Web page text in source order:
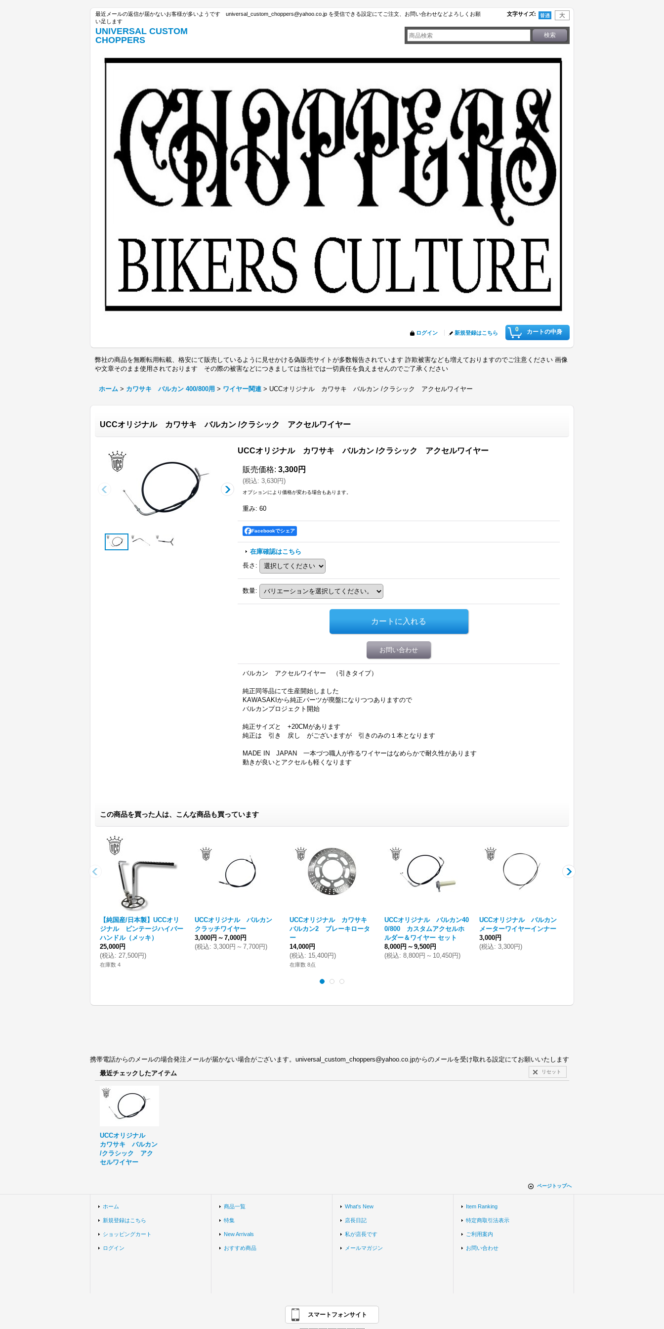
最近メールの返信が届かないお客様が多いようです universal_custom_choppers@yahoo.co.jp を受信できる設定にてご注文、お問い合わせなどよろしくお願
い足します
文字サイズ:
UNIVERSAL CUSTOM
CHOPPERS
0 カートの中身
ログイン 新規登録はこちら
弊社の商品を無断転用転載、格安にて販売しているように見せかける偽販売サイトが多数報告されています 詐欺被害なども増えておりますのでご注意ください 画像
や文章そのまま使用されております その際の被害などにつきましては当社では一切責任を負えませんのでご了承ください
ホーム > カワサキ バルカン 400/800用 > ワイヤー関連 > UCCオリジナル カワサキ バルカン /クラシック アクセルワイヤー
UCCオリジナル カワサキ バルカン /クラシック アクセルワイヤー
UCCオリジナル カワサキ バルカン /クラシック アクセルワイヤー
販売価格: 3,300円
(税込: 3,630円)
オプションにより価格が変わる場合もあります。
重み: 60
Facebookでシェア
在庫確認はこちら
長さ :
数量:
お問い合わせ
バルカン アクセルワイヤー （引きタイプ）
純正同等品にて生産開始しました
KAWASAKIから純正パーツが廃盤になりつつありますので
バルカンプロジェクト開始
純正サイズと +20CMがあります
純正は 引き 戻し がございますが 引きのみの１本となります
MADE IN JAPAN 一本づつ職人が作るワイヤーはなめらかで耐久性があります
動きが良いとアクセルも軽くなります
この商品を買った人は、こんな商品も買っています
【純国産/日本製】UCCオリ
ジナル ビンテージハイバー
ハンドル（メッキ）
25,000円
(税込: 27,500円)
在庫数 4
UCCオリジナル バルカン
クラッチワイヤー
3,000円 ～ 7,000円
(税込: 3,300円 ～ 7,700円)
UCCオリジナル カワサキ
バルカン2 ブレーキロータ
ー
14,000円
(税込: 15,400円)
在庫数 8点
UCCオリジナル バルカン40
0/800 カスタムアクセルホ
ルダー＆ワイヤー セット
8,000円 ～ 9,500円
(税込: 8,800円 ～ 10,450円)
UCCオリジナル バルカン
メーターワイヤーインナー
3,000円
(税込: 3,300円)
携帯電話からのメールの場合発注メールが届かない場合がございます。universal_custom_choppers@yahoo.co.jpからのメールを受け取れる設定にてお願いいたします
最近チェックしたアイテム
リセット
UCCオリジナル
カワサキ バルカン
/クラシック アク
セルワイヤー
ページトップへ
ホーム
新規登録はこちら
ショッピングカート
ログイン
商品一覧
特集
New Arrivals
おすすめ商品
What's New
店長日記
私が店長です
メールマガジン
Item Ranking
特定商取引法表示
ご利用案内
お問い合わせ
スマートフォンサイト